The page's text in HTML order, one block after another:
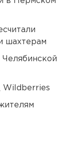
шахтерам
Челябинской
Wildberries